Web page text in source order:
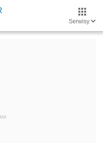
Serwisy